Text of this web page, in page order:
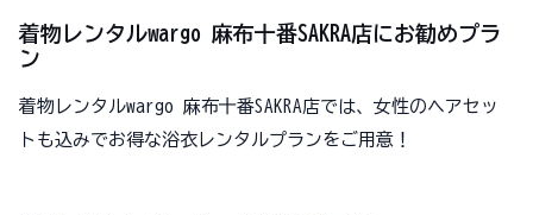
着物レンタルwargo 麻布十番SAKRA店にお勧めプラ
ン
着物レンタルwargo 麻布十番SAKRA店では、女性のヘアセッ
トも込みでお得な浴衣レンタルプランをご用意！